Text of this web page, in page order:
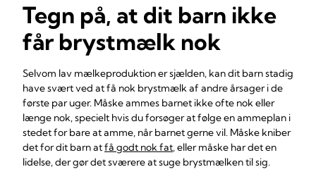
Tegn på, at dit barn ikke
får brystmælk nok
Selvom lav mælkeproduktion er sjælden, kan dit barn stadig
have svært ved at få nok brystmælk af andre årsager i de
første par uger. Måske ammes barnet ikke ofte nok eller
længe nok, specielt hvis du forsøger at følge en ammeplan i
stedet for bare at amme, når barnet gerne vil. Måske kniber
det for dit barn atfå godt nok fat, eller måske har det en
lidelse, der gør det sværere at suge brystmælken til sig.